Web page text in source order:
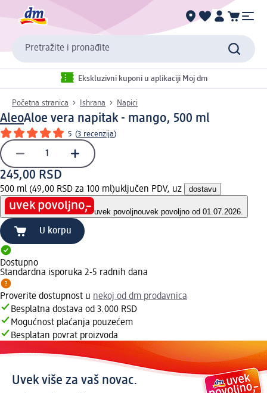
Pretražite i pronađite
Ekskluzivni kuponi u aplikaciji Moj dm
Početna stranica Ishrana Napici
AleoAloe vera napitak - mango, 500 ml
5 (3 recenzija)
245,00 RSD
500 ml (49,00 RSD za 100 ml)uključen PDV, uz dostavu
uvek povoljnouvek povoljno od 01.07.2026.
U korpu
Dostupno
Standardna isporuka 2-5 radnih dana
Proverite dostupnost u nekoj od dm prodavnica
Besplatna dostava od 3.000 RSD
Mogućnost plaćanja pouzećem
Besplatan povrat proizvoda
Uvek više za vaš novac.